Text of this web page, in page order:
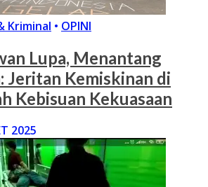
Kriminal • OPINI
Lupa, Menantang
Jeritan Kemiskinan di
Kebisuan Kekuasaan
2025